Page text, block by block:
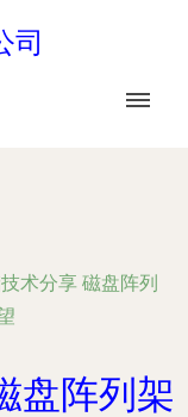
司
术分享 磁盘阵列
盘阵列架